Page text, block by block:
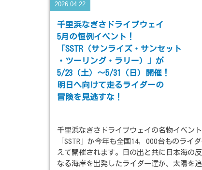
2026.04.22
千里浜なぎさドライブウェイ
5月の恒例イベント！
「SSTR（サンライズ・サンセット
・ツーリング・ラリー）」が
5/23（土）～5/31（日）開催！
明日へ向けて走るライダーの
冒険を見逃すな！
千里浜なぎさドライブウェイの名物イベント
「SSTR」が今年も全国14，000台ものライ
えて開催されます。日の出と共に日本海の
なる海岸を出発したライダー達が、太陽を